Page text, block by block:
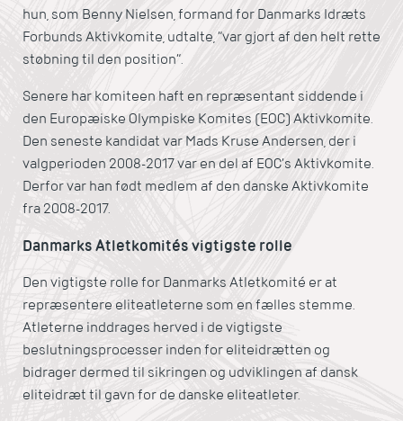
hun, som Benny Nielsen, formand for Danmarks Idræts
Forbunds Aktivkomite, udtalte, ”var gjort af den helt rette
støbning til den position”.
Senere har komiteen haft en repræsentant siddende i
den Europæiske Olympiske Komites (EOC) Aktivkomite.
Den seneste kandidat var Mads Kruse Andersen, der i
valgperioden 2008-2017 var en del af EOC’s Aktivkomite.
Derfor var han født medlem af den danske Aktivkomite
fra 2008-2017.
Danmarks Atletkomités vigtigste rolle
Den vigtigste rolle for Danmarks Atletkomité er at
repræsentere eliteatleterne som en fælles stemme.
Atleterne inddrages herved i de vigtigste
beslutningsprocesser inden for eliteidrætten og
bidrager dermed til sikringen og udviklingen af dansk
eliteidræt til gavn for de danske eliteatleter.